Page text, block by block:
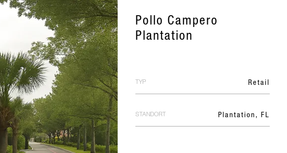
Pollo Campero
Plantation
TYP Retail
STANDORT Plantation, FL